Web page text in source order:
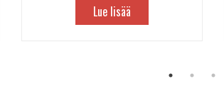
Lue lisää